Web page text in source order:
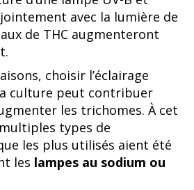
avec la lumière de
de THC augmenteront
choisir l’éclairage
culture peut contribuer
les trichomes. À cet
types de
les plus utilisés aient été
les lampes au sodium ou